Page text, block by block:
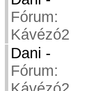
Fórum:
Kávézó2
Dani -
Fórum: